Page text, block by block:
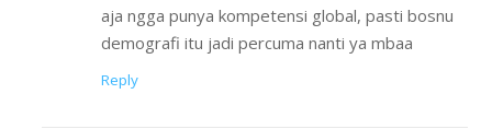
aja ngga punya kompetensi global, pasti bosnu
demografi itu jadi percuma nanti ya mbaa
Reply